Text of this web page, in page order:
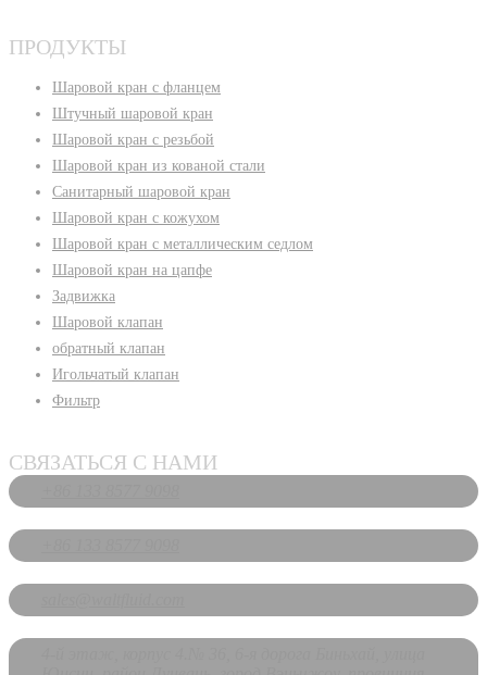
ПРОДУКТЫ
Шаровой кран с фланцем
Штучный шаровой кран
Шаровой кран с резьбой
Шаровой кран из кованой стали
Санитарный шаровой кран
Шаровой кран с кожухом
Шаровой кран с металлическим седлом
Шаровой кран на цапфе
Задвижка
Шаровой клапан
обратный клапан
Игольчатый клапан
Фильтр
СВЯЗАТЬСЯ С НАМИ